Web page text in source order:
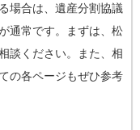
場合は、遺産分割協議
通常です。まずは、松
談ください。また、相
の各ページもぜひ参考